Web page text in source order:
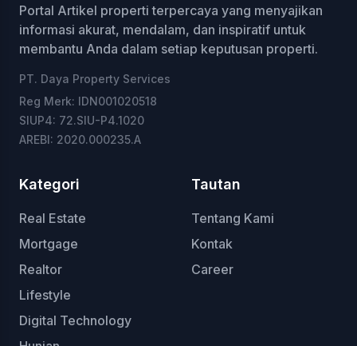
Portal Artikel properti terpercaya yang menyajikan
informasi akurat, mendalam, dan inspiratif untuk
membantu Anda dalam setiap keputusan properti.
PT. Daya Property Services
Reg Merk: IDN001020518
SIUP4: 72.SIU-P4.1020
AREBI: 2020.000235.A
Kategori
Real Estate
Mortgage
Realtor
Lifestyle
Digital Technology
Tautan
Tentang Kami
Kontak
Career